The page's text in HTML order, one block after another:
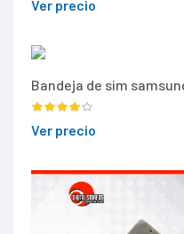
Ver precio
Bandeja de sim
Ver precio